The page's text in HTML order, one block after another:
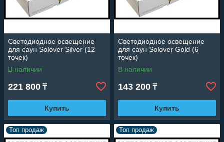
Светодиодное освещение
для саун Solover Silver (12
точек)
В наличии
221 800 ₸
Купить
Светодиодное освещение
для саун Solover Gold (6
точек)
В наличии
143 200 ₸
Купить
Топ продаж Топ продаж